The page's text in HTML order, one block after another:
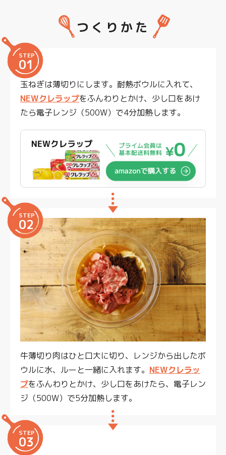
つくりかた
STEP
01
玉ねぎは薄切りにします。耐熱ボウルに入れて、
NEWクレラップをふんわりとかけ、少し口をあけ
たら電子レンジ（500W）で4分加熱します。
STEP
02
牛薄切り肉はひと口大に切り、レンジから出したボ
ウルに水、ルーと一緒に入れます。 NEWクレラッ
プをふんわりとかけ、少し口をあけたら、電子レン
ジ（500W）で5分加熱します。
STEP
03